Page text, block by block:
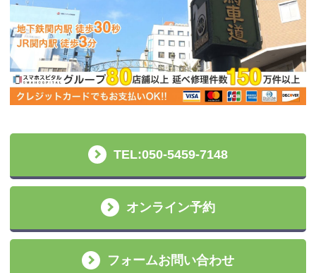
TEL:050-5459-7148
オンライン予約
フォームお問い合わせ